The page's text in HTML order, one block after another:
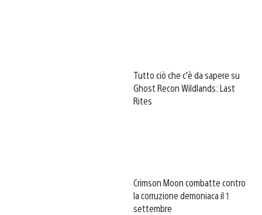
Tutto ciò che c’è da sapere su
Ghost Recon Wildlands: Last
Rites
Crimson Moon combatte contro
la corruzione demoniaca il 1
settembre